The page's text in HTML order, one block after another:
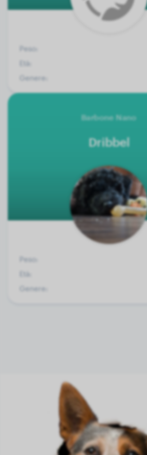
Peso:
Età:
Genere:
Barbone Nano
Dribbel
Peso:
Età:
Genere: